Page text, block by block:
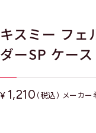
キスミー フェ
ダーSP ケース
¥ 1,210 （税込） メーカ